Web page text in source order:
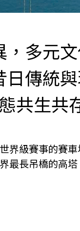
，多元
傳統
共生共
界級賽事的賽
最長吊橋的高